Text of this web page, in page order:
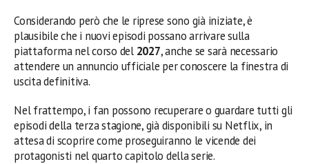
Considerando però che le riprese sono già iniziate, è
plausibile che i nuovi episodi possano arrivare sulla
piattaforma nel corso del 2027, anche se sarà necessario
attendere un annuncio ufficiale per conoscere la finestra di
uscita definitiva.
Nel frattempo, i fan possono recuperare o guardare tutti gli
episodi della terza stagione, già disponibili su Netflix, in
attesa di scoprire come proseguiranno le vicende dei
protagonisti nel quarto capitolo della serie.